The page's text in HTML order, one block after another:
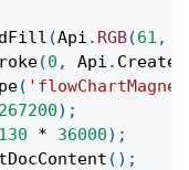
(Api . RGB(61 ,
(0 , Api .
(
) ;
130 * 36000) ;
( ) ;